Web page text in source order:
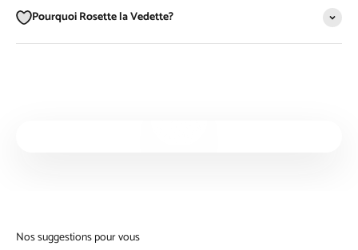
Pourquoi Rosette la Vedette?